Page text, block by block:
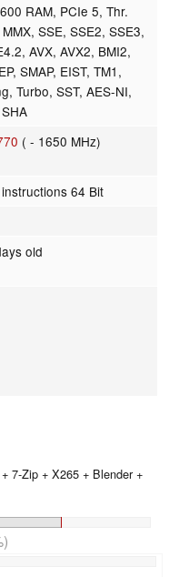
RAM, PCIe 5, Thr.
SSE, SSE2, SSE3,
AVX, AVX2, BMI2,
SMAP, EIST, TM1,
Turbo, SST, AES-NI,
( - 1650 MHz)
64 Bit
old
7-Zip + X265 + Blender +